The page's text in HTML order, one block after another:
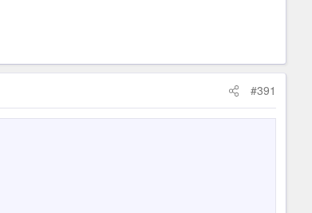
#391